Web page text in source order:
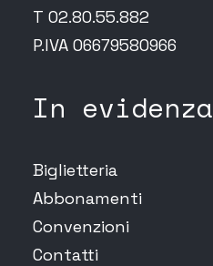
T 02.80.55.882
P.IVA 06679580966
In evidenza
Biglietteria
Abbonamenti
Convenzioni
Contatti